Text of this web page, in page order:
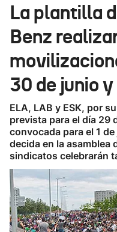
La plantilla
Benz
30 de junio
ELA, LAB y ESK, por
prevista para el día 29
convocada para el 1
decida en la asamblea
sindicatos celebrarán